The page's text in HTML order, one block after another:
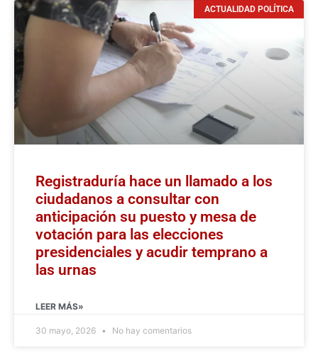
ACTUALIDAD POLÍTICA
Registraduría hace un llamado a los
ciudadanos a consultar con
anticipación su puesto y mesa de
votación para las elecciones
presidenciales y acudir temprano a
las urnas
LEER MÁS»
30 mayo, 2026 No hay comentarios